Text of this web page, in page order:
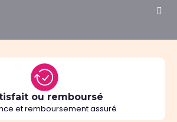
ou remboursé
et remboursement assuré